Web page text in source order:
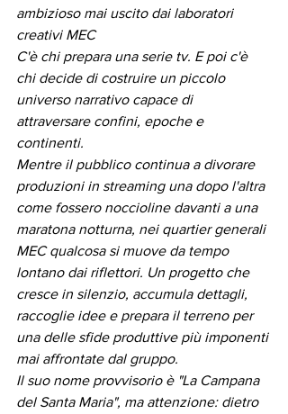
ambizioso mai uscito dai laboratori
creativi MEC
C'è chi prepara una serie tv. E poi c'è
chi decide di costruire un piccolo
universo narrativo capace di
attraversare confini, epoche e
continenti.
Mentre il pubblico continua a divorare
produzioni in streaming una dopo l'altra
come fossero noccioline davanti a una
maratona notturna, nei quartier generali
MEC qualcosa si muove da tempo
lontano dai riflettori. Un progetto che
cresce in silenzio, accumula dettagli,
raccoglie idee e prepara il terreno per
una delle sfide produttive più imponenti
mai affrontate dal gruppo.
Il suo nome provvisorio è "La Campana
del Santa Maria", ma attenzione: dietro